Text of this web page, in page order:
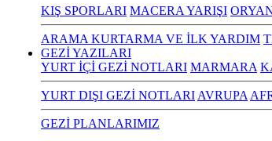
KIŞ SPORLARI MACERA YARIŞI
ARAMA KURTARMA VE İLK YARDIM
GEZİ YAZILARI
YURT İÇİ GEZİ NOTLARI MARMARA
YURT DIŞI GEZİ NOTLARI AVRUPA
GEZİ PLANLARIMIZ